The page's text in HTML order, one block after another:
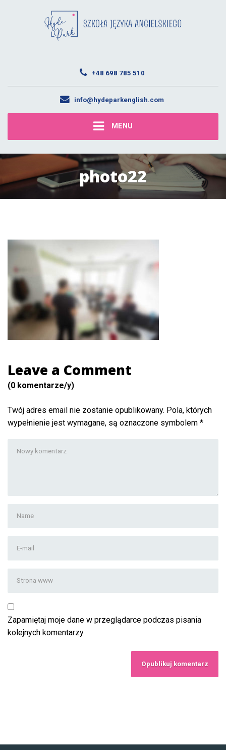
+48 698 785 510
info@hydeparkenglish.com
MENU
photo22
Leave a Comment
(0 komentarze/y)
Twój adres email nie zostanie opublikowany. Pola, których
wypełnienie jest wymagane, są oznaczone symbolem *
komentarz
nazwisko*
Zapamiętaj moje dane w przeglądarce podczas pisania
kolejnych komentarzy.